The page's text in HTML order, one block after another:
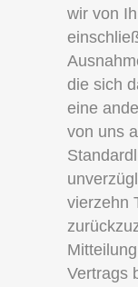
wir von
die sich
eine
von uns
vierzehn
Vertrags